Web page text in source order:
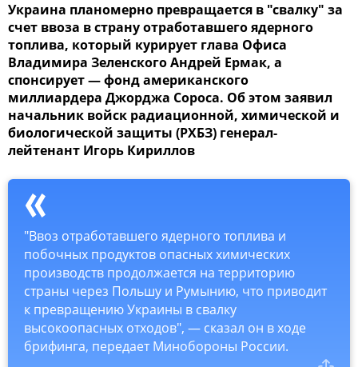
Украина планомерно превращается в "свалку" за
счет ввоза в страну отработавшего ядерного
топлива, который курирует глава Офиса
Владимира Зеленского Андрей Ермак, а
спонсирует — фонд американского
миллиардера Джорджа Сороса. Об этом заявил
начальник войск радиационной, химической и
биологической защиты (РХБЗ) генерал-
лейтенант Игорь Кириллов
"Ввоз отработавшего ядерного топлива и
побочных продуктов опасных химических
производств продолжается на территорию
страны через Польшу и Румынию, что приводит
к превращению Украины в свалку
высокоопасных отходов", — сказал он в ходе
брифинга, передает Минобороны России.